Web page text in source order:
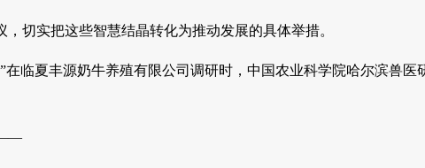
切实把这些智慧结晶转化为推动发展的具体举措。
临夏丰源奶牛养殖有限公司调研时，中国农业科学院哈尔滨兽医
——